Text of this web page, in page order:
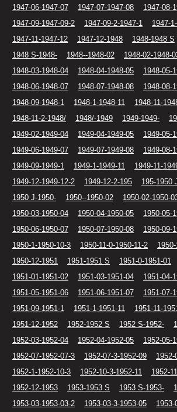
1947-06-1947-07
1947-07-1947-08
1947-08-
1947-09-1947-09-2
1947-09-2-1947-1
1947-
1947-11-1947-12
1947-12-1948
1948-1948 S
1948 S-1948-
1948--1948-02
1948-02-1948-
1948-03-1948-04
1948-04-1948-05
1948-05-
1948-06-1948-07
1948-07-1948-08
1948-08-
1948-09-1948-1
1948-1-1948-11
1948-11-
1948-11-2-1948/
1948/-1949 1949-1949-
1949-02-1949-04
1949-04-1949-05
1949-05-
1949-06-1949-07
1949-07-1949-08
1949-08-
1949-09-1949-1
1949-1-1949-11
1949-11-
1949-12-1949-12-2
1949-12-2-195
195-1950
1950 J-1950-
1950--1950-02
1950-02-1950-
1950-03-1950-04
1950-04-1950-05
1950-05-
1950-06-1950-07
1950-07-1950-08
1950-09-
1950-1-1950-10-3
1950-11-0-1950-11-2
1950-12-1951
1951-1951 S
1951-0-1951-01
1951-01-1951-02
1951-03-1951-04
1951-04-
1951-05-1951-06
1951-06-1951-07
1951-07-
1951-09-1951-1
1951-1-1951-11
1951-11-
1951-12-1952
1952-1952 S 1952 S-1952-
1952-03-1952-04
1952-04-1952-05
1952-05-
1952-07-1952-07-3
1952-07-3-1952-09
1952-
1952-1-1952-10-3
1952-10-3-1952-11
1952-
1952-12-1953
1953-1953 S 1953 S-1953-
1953-03-1953-03-2
1953-03-3-1953-05 1953-